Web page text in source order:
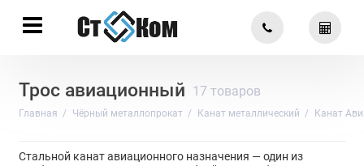
Трос авиационный 17 товаров
Главная Чёрный металлопрокат Канат металлический Канат
Стальной канат авиационного назначения — один из